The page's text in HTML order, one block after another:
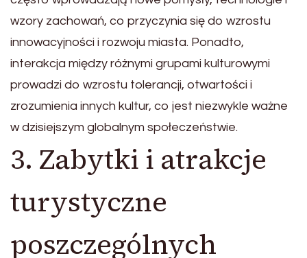
wzory zachowań, co przyczynia się do wzrostu
innowacyjności i rozwoju miasta. Ponadto,
interakcja między różnymi grupami kulturowymi
prowadzi do wzrostu tolerancji, otwartości i
zrozumienia innych kultur, co jest niezwykle ważne
w dzisiejszym globalnym społeczeństwie.
3. Zabytki i atrakcje
turystyczne
poszczególnych